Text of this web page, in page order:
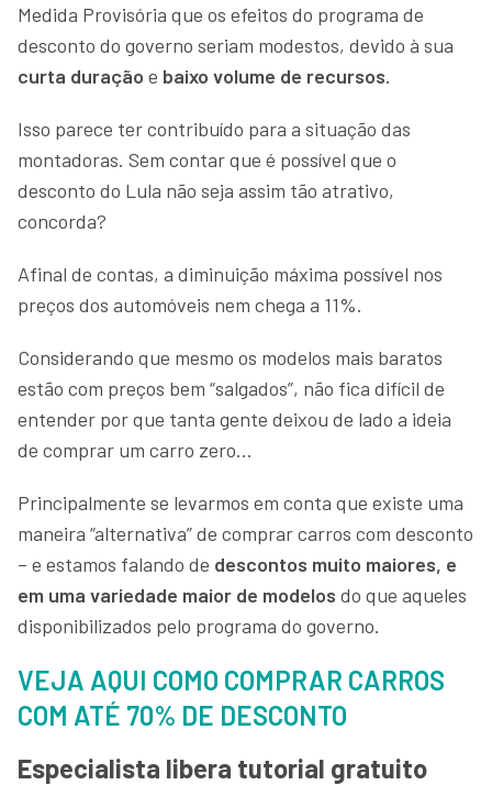
Medida Provisória que os efeitos do programa de
desconto do governo seriam modestos, devido à sua
curta duração e baixo volume de recursos.
Isso parece ter contribuído para a situação das
montadoras. Sem contar que é possível que o
desconto do Lula não seja assim tão atrativo,
concorda?
Afinal de contas, a diminuição máxima possível nos
preços dos automóveis nem chega a 11%.
Considerando que mesmo os modelos mais baratos
estão com preços bem “salgados”, não fica difícil de
entender por que tanta gente deixou de lado a ideia
de comprar um carro zero…
Principalmente se levarmos em conta que existe uma
maneira “alternativa” de comprar carros com desconto
– e estamos falando de descontos muito maiores, e
em uma variedade maior de modelos do que aqueles
disponibilizados pelo programa do governo.
VEJA AQUI COMO COMPRAR CARROS
COM ATÉ 70% DE DESCONTO
Especialista libera tutorial gratuito